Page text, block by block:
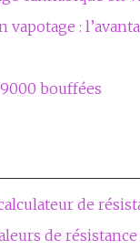
:
bouffées
de
de résistance